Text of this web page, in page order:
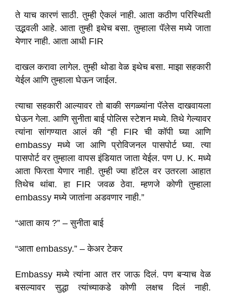
ते याच कारणं साठी. तुम्ही ऐकलं नाही. आता कठीण परिस्थिती
उद्भवली आहे. आता तुम्ही इथेच बसा. तुम्हाला पॅलेस मध्ये जाता
येणार नाही. आता आधी FIR
दाखल करावा लागेल. तुम्ही थोडा वेळ इथेच बसा. माझा सहकारी
येईल आणि तुम्हाला घेऊन जाईल.
त्याचा सहकारी आल्यावर तो बाकी सगळ्यांना पॅलेस दाखवायला
घेऊन गेला. आणि सुनीता बाई पोलिस स्टेशन मध्ये. तिथे गेल्यावर
त्यांना सांगण्यात आलं की “ही FIR ची कॉपी घ्या आणि
embassy मध्ये जा आणि प्रोविजनल पासपोर्ट घ्या. त्या
पासपोर्ट वर तुम्हाला वापस इंडियात जाता येईल. पण U. K. मध्ये
आता फिरता येणार नाही. तुम्ही ज्या हॉटेल वर उतरला आहात
तिथेच थांबा. हा FIR जवळ ठेवा. म्हणजे कोणी तुम्हाला
embassy मध्ये जातांना अडवणार नाही.”
“आता काय ?” – सुनीता बाई
“आता embassy.” – केअर टेकर
Embassy मध्ये त्यांना आत तर जाऊ दिलं. पण बऱ्याच वेळ
बसल्यावर सुद्धा त्यांच्याकडे कोणी लक्षच दिलं नाही.